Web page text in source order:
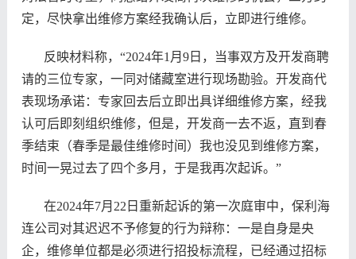
定，尽快拿出维修方案经我确认后，立即进行维修。
反映材料称，“2024年1月9日，当事双方及开发商聘
请的三位专家，一同对储藏室进行现场勘验。开发商代
表现场承诺：专家回去后立即出具详细维修方案，经我
认可后即刻组织维修，但是，开发商一去不返，直到春
季结束（春季是最佳维修时间）我也没见到维修方案，
时间一晃过去了四个多月，于是我再次起诉。”
在2024年7月22日重新起诉的第一次庭审中，保利海
连公司对其迟迟不予修复的行为辩称：一是自身是央
企，维修单位都是必须进行招投标流程，已经通过招标